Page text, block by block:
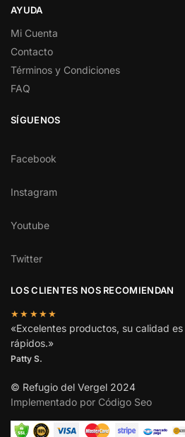
AYUDA
Mi Cuenta
Contacto
Términos y Condiciones
FAQ
SÍGUENOS
Facebook
Instagram
Youtube
Twitter
LOS CLIENTES NOS RECOMIENDAN
★★★★★
«Excelentes productos, su calidad
rápidos.»
Patty S.
© Refugio del Vergel 2024
Implementado por Código Seo